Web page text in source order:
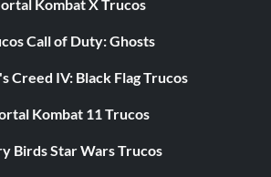
5 misiones con 3 compañeros
Kombat X Trucos
Call of Duty: Ghosts
Creed IV: Black Flag Trucos
Kombat 11 Trucos
Birds Star Wars Trucos